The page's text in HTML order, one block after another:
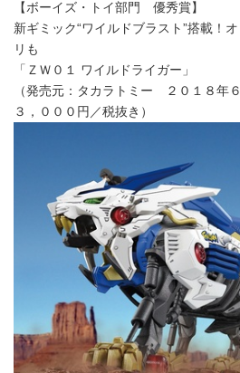
【ボーイズ・トイ部門 優秀賞】
新ギミック“ワイルドブラスト”搭載！
リも
「ＺＷ０１ ワイルドライガー」
（発売元：タカラトミー ２０１８年
３，０００円／税抜き）